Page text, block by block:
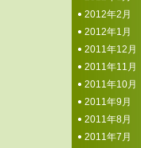
2012年2月
2012年1月
2011年12月
2011年11月
2011年10月
2011年9月
2011年8月
2011年7月